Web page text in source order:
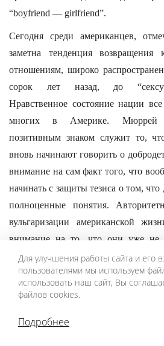
“boyfriend — girlfriend”.
Сегодня среди американцев,
заметна тенденция
отношениям, широко
сорок лет назад, до
Нравственное состояние нации
многих в Америке. Мюррей
позитивным знаком служит то,
вновь начинают говорить о
внимание на сам факт того, что
начинать с защиты тезиса о том,
полноценные понятия.
вульгаризации американской
внимание на то, что они уже не
общепринятому пониманию
презрению ко всему вульгарному.
стали пролетаризованными,
О перспективах расовых
Для улучшения работы сайта и его
пользователями мы используем
использовать наш сайт, Вы
файлов cookies.
Подробнее